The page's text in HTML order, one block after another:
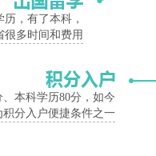
，有了本科，
很多时间和费用
、本科学历80分，如今
分入户便捷条件之一